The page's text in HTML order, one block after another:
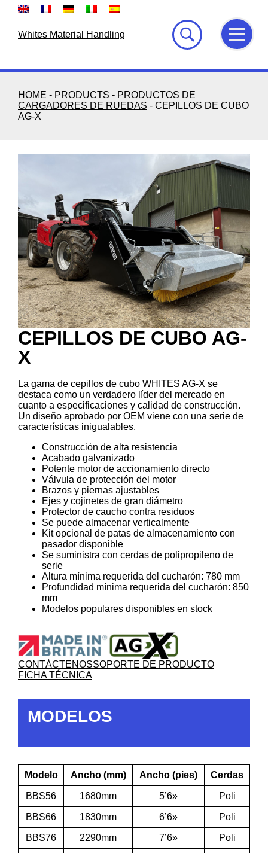
Skip
Whites Material Handling
HOME - PRODUCTS - PRODUCTOS DE
CARGADORES DE RUEDAS - CEPILLOS DE CUBO
AG-X
CEPILLOS DE CUBO AG-
X
La gama de cepillos de cubo WHITES AG-X se
destaca como un verdadero líder del mercado en
cuanto a especificaciones y calidad de construcción.
Un diseño aprobado por OEM viene con una serie de
características inigualables.
Construcción de alta resistencia
Acabado galvanizado
Potente motor de accionamiento directo
Válvula de protección del motor
Brazos y piernas ajustables
Ejes y cojinetes de gran diámetro
Protector de caucho contra residuos
Se puede almacenar verticalmente
Kit opcional de patas de almacenamiento con
pasador disponible
Se suministra con cerdas de polipropileno de
serie
Altura mínima requerida del cucharón: 780 mm
Profundidad mínima requerida del cucharón: 850
mm
Modelos populares disponibles en stock
CONTÁCTENOSSOPORTE DE PRODUCTO
FICHA TÉCNICA
MODELOS
Modelo Ancho (mm) Ancho (pies) Cerdas
BBS56 1680mm 5’6» Poli
BBS66 1830mm 6’6» Poli
BBS76 2290mm 7’6» Poli